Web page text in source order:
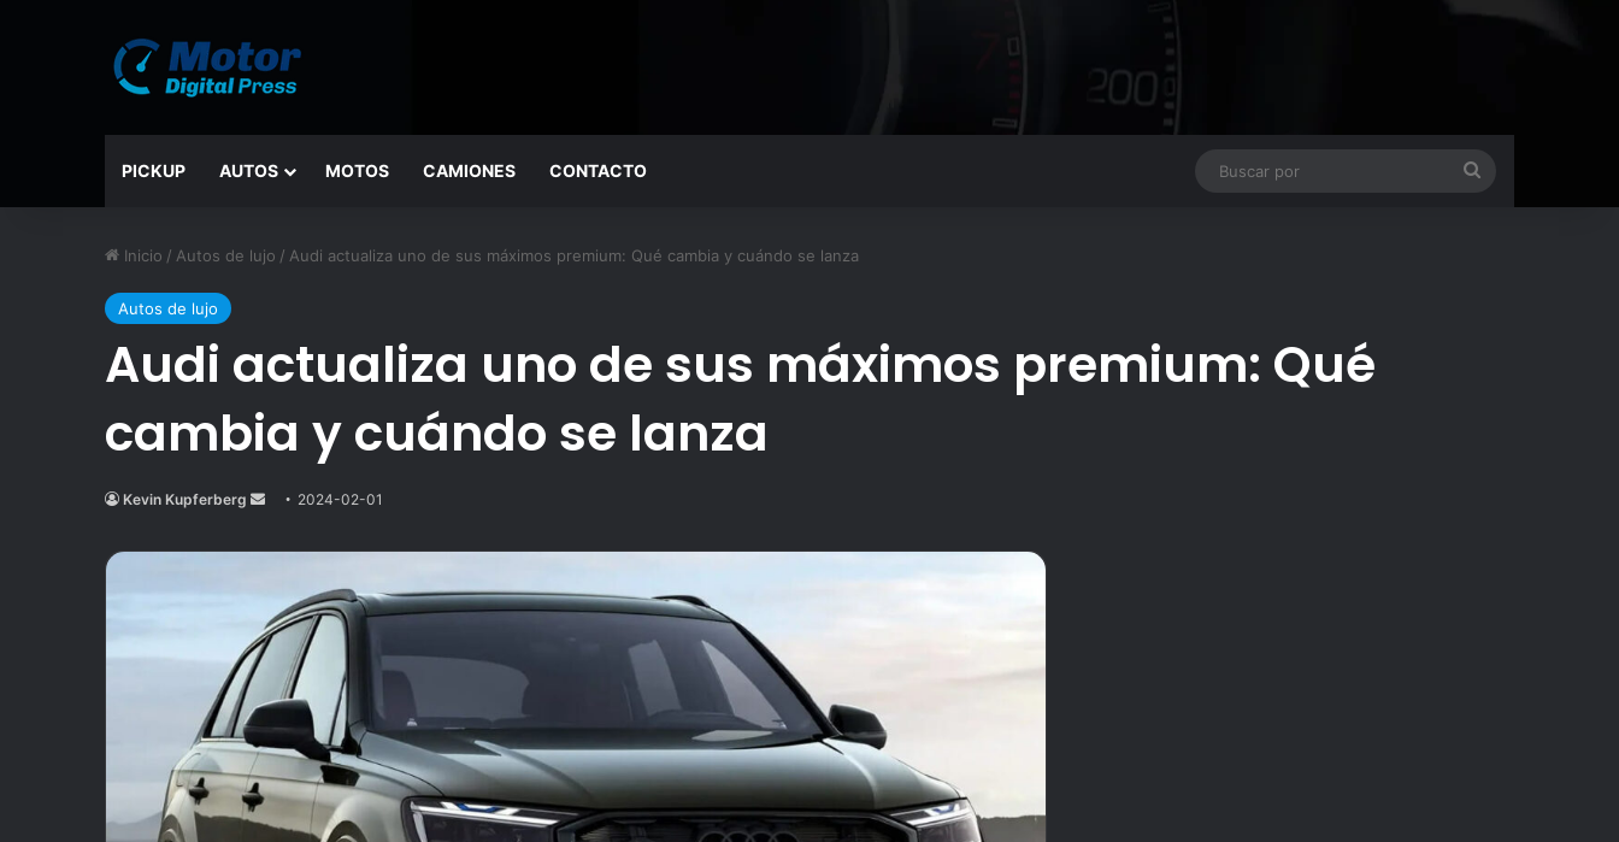
PICKUP AUTOS MOTOS CAMIONES CONTACTO
Inicio / Autos de lujo / Audi actualiza uno de sus máximos premium: Qué cambia y cuándo se lanza
Autos de lujo
Audi actualiza uno de sus máximos premium: Qué
cambia y cuándo se lanza
Kevin Kupferberg
Send
email
2024-02-01